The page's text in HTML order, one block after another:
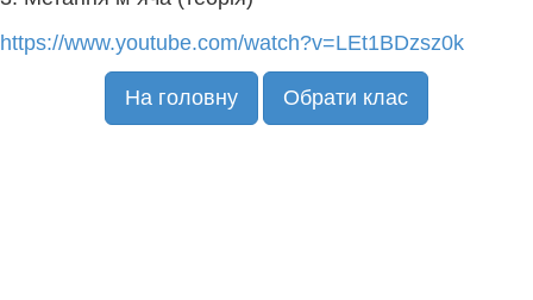
https://www.youtube.com/watch?v=LEt1BDzsz0k
На головну Обрати клас